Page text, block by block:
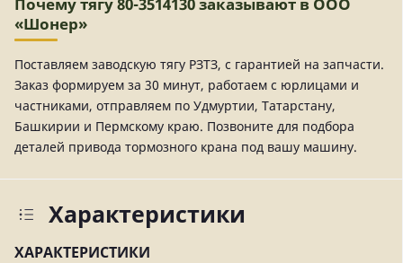
«Шонер»
Поставляем заводскую тягу РЗТЗ, с гарантией на запчасти.
Заказ формируем за 30 минут, работаем с юрлицами и
частниками, отправляем по Удмуртии, Татарстану,
Башкирии и Пермскому краю. Позвоните для подбора
деталей привода тормозного крана под вашу машину.
Характеристики
ХАРАКТЕРИСТИКИ